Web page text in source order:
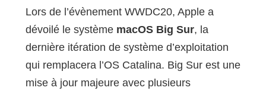
Lors de l’évènement WWDC20, Apple a
dévoilé le système macOS Big Sur, la
dernière itération de système d’exploitation
qui remplacera l’OS Catalina. Big Sur est une
mise à jour majeure avec plusieurs